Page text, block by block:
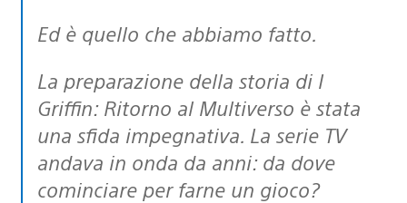
Ed è quello che abbiamo fatto.
La preparazione della storia di I
Griffin: Ritorno al Multiverso è stata
una sfida impegnativa. La serie TV
andava in onda da anni: da dove
cominciare per farne un gioco?